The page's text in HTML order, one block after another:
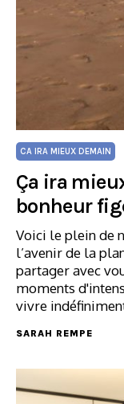
CA IRA MIEUX DEMAIN
Ça ira
bonheur
Voici le plein de
l’avenir de la
partager avec
moments
vivre
SARAH REMPE